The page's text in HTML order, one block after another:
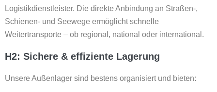
Logistikdienstleister. Die direkte Anbindung an Straßen-,
Schienen- und Seewege ermöglicht schnelle
Weitertransporte – ob regional, national oder international.
H2: Sichere & effiziente Lagerung
Unsere Außenlager sind bestens organisiert und bieten: